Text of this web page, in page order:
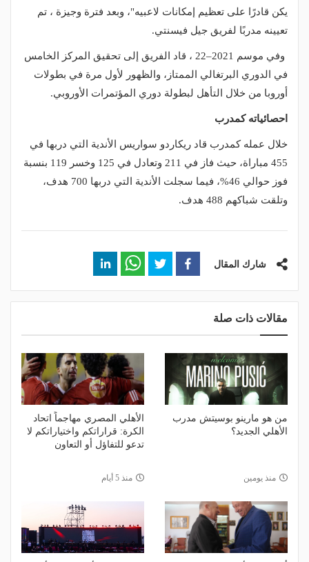
يكن قادرًا على تعظيم إمكانات لاعبيه"، وبعد فترة وجيزة ، تم
تعيينه مدربًا لفريق جيل فيسنتي.
وفي موسم 2021–22 ، قاد الفريق إلى تحقيق المركز الخامس
في الدوري البرتغالي الممتاز، والظهور لأول مرة في بطولات
أوروبا من خلال التأهل لبطولة دوري المؤتمرات الأوروبي.
احصائياته كمدرب
خلال عمله كمدرب قاد ريكاردو سواريس الأندية التي دربها في
455 مباراة، حيث فاز في 211 وتعادل في 125 وخسر 119 بنسبة
فوز حوالي 46%، فيما سجلت الأندية التي دربها 700 هدف،
وتلقت شباكهم 488 هدف.
شارك المقال
مقالات ذات صلة
من هو مارينو بوسيتش مدرب
الأهلي الجديد؟
منذ يومين
الأهلي المصري مهاجماً اتحاد
الكرة: قراراتكم واختياراتكم لا
تدعو للتفاؤل أو التعاون
منذ 5 أيام